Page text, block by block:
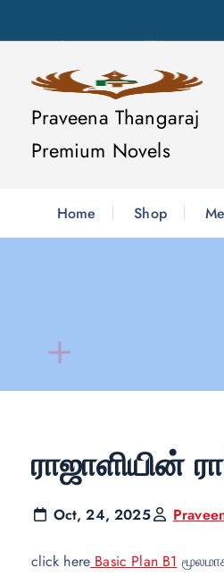
n
Praveena Thangaraj
Premium Novels
Home Shop
ராஜாளியின்
Oct, 24, 2025
click here Basic Plan B1